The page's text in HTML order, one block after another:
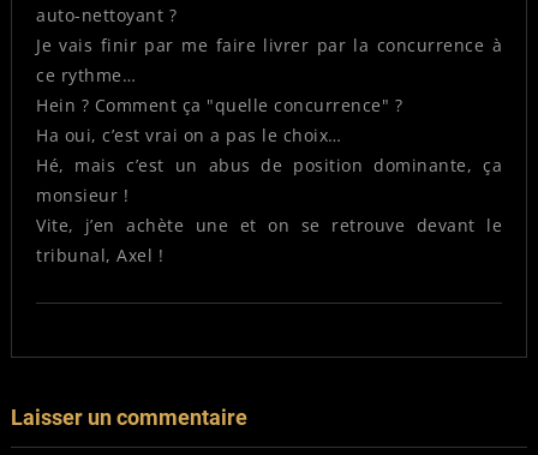
auto-nettoyant ?
Je vais finir par me faire livrer par la concurrence à
ce rythme…
Hein ? Comment ça "quelle concurrence" ?
Ha oui, c’est vrai on a pas le choix…
Hé, mais c’est un abus de position dominante, ça
monsieur !
Vite, j’en achète une et on se retrouve devant le
tribunal, Axel !
Laisser un commentaire